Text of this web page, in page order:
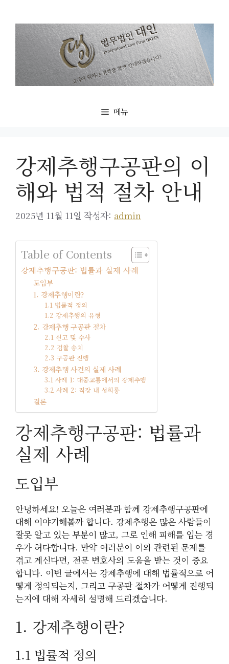
메뉴
강제추행구공판의 이
해와 법적 절차 안내
2025년 11월 11일 작성자: admin
Table of Contents
강제추행구공판: 법률과 실제 사례
도입부
1. 강제추행이란?
1.1 법률적 정의
1.2 강제추행의 유형
2. 강제추행 구공판 절차
2.1 신고 및 수사
2.2 검찰 송치
2.3 구공판 진행
3. 강제추행 사건의 실제 사례
3.1 사례 1: 대중교통에서의 강제추행
3.2 사례 2: 직장 내 성희롱
결론
강제추행구공판: 법률과
실제 사례
도입부
안녕하세요! 오늘은 여러분과 함께 강제추행구공판에
대해 이야기해볼까 합니다. 강제추행은 많은 사람들이
잘못 알고 있는 부분이 많고, 그로 인해 피해를 입는 경
우가 허다합니다. 만약 여러분이 이와 관련된 문제를
겪고 계신다면, 전문 변호사의 도움을 받는 것이 중요
합니다. 이번 글에서는 강제추행에 대해 법률적으로 어
떻게 정의되는지, 그리고 구공판 절차가 어떻게 진행되
는지에 대해 자세히 설명해 드리겠습니다.
1. 강제추행이란?
1.1 법률적 정의